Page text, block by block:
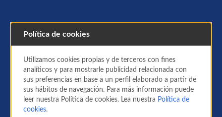
sanitarias
Información a viajeros sobre la prevención de
riesgos para la salud.
Política de cookies
Utilizamos cookies propias y de terceros con fines
analíticos y para mostrarle publicidad relacionada con
sus preferencias en base a un perfil elaborado a partir de
sus hábitos de navegación. Para más información puede
leer nuestra Política de cookies. Lea nuestra Política de
cookies.